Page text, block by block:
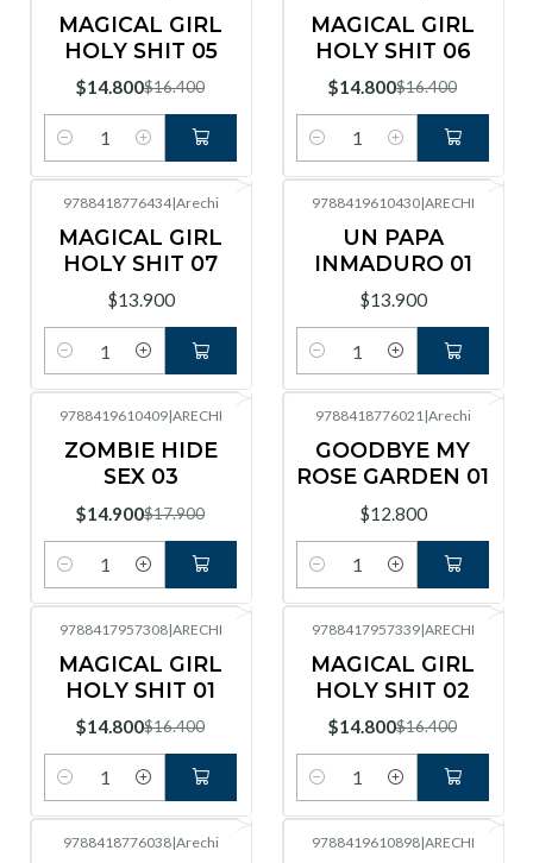
MAGICAL GIRL
HOLY SHIT 05
$14.800$16.400
Cantidad
MAGICAL GIRL
HOLY SHIT 06
$14.800$16.400
Cantidad
9788418776434|Arechi
MAGICAL GIRL
HOLY SHIT 07
$13.900
Cantidad
9788419610430|ARECHI
UN PAPA
INMADURO 01
$13.900
Cantidad
9788419610409|ARECHI
ZOMBIE HIDE
SEX 03
$14.900$17.900
Cantidad
9788418776021|Arechi
GOODBYE MY
ROSE GARDEN 01
$12.800
Cantidad
9788417957308|ARECHI
MAGICAL GIRL
HOLY SHIT 01
$14.800$16.400
Cantidad
9788417957339|ARECHI
MAGICAL GIRL
HOLY SHIT 02
$14.800$16.400
Cantidad
9788418776038|Arechi 9788419610898|ARECHI